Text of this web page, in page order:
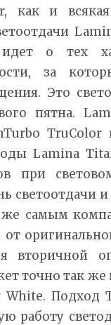
как и всякая
о тех
за
Это
пятна.
Lamina
при
светоотдачи и
самым
вторичной
точно так же
Подход
работу